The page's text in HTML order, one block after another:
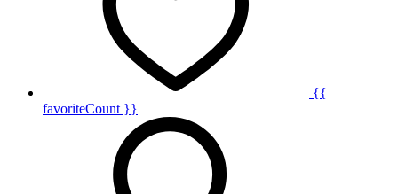
{{
favoriteCount }}